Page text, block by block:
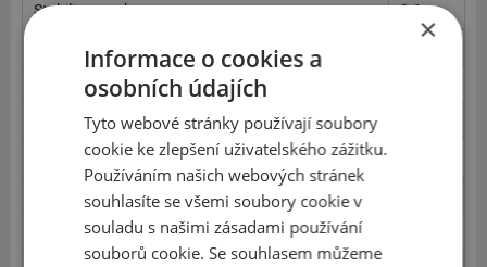
Stabilita - sucho 2.1
Ovladatelnost - sucho
Brždění - sucho
Brždění - mokro
Akvaplaning podélný - mokro
Akvaplaning příčný - mokro
Ovladatelnost - mokro
×
Informace o cookies a
osobních údajích
Tyto webové stránky používají soubory
cookie ke zlepšení uživatelského zážitku.
Používáním našich webových stránek
souhlasíte se všemi soubory cookie v
souladu s našimi zásadami používání
souborů cookie. Se souhlasem můžeme